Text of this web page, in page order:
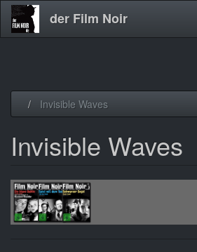
der Film Noir
Invisible Waves
Invisible Waves